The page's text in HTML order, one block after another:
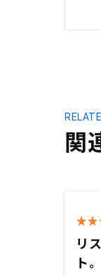
関
リ
ト